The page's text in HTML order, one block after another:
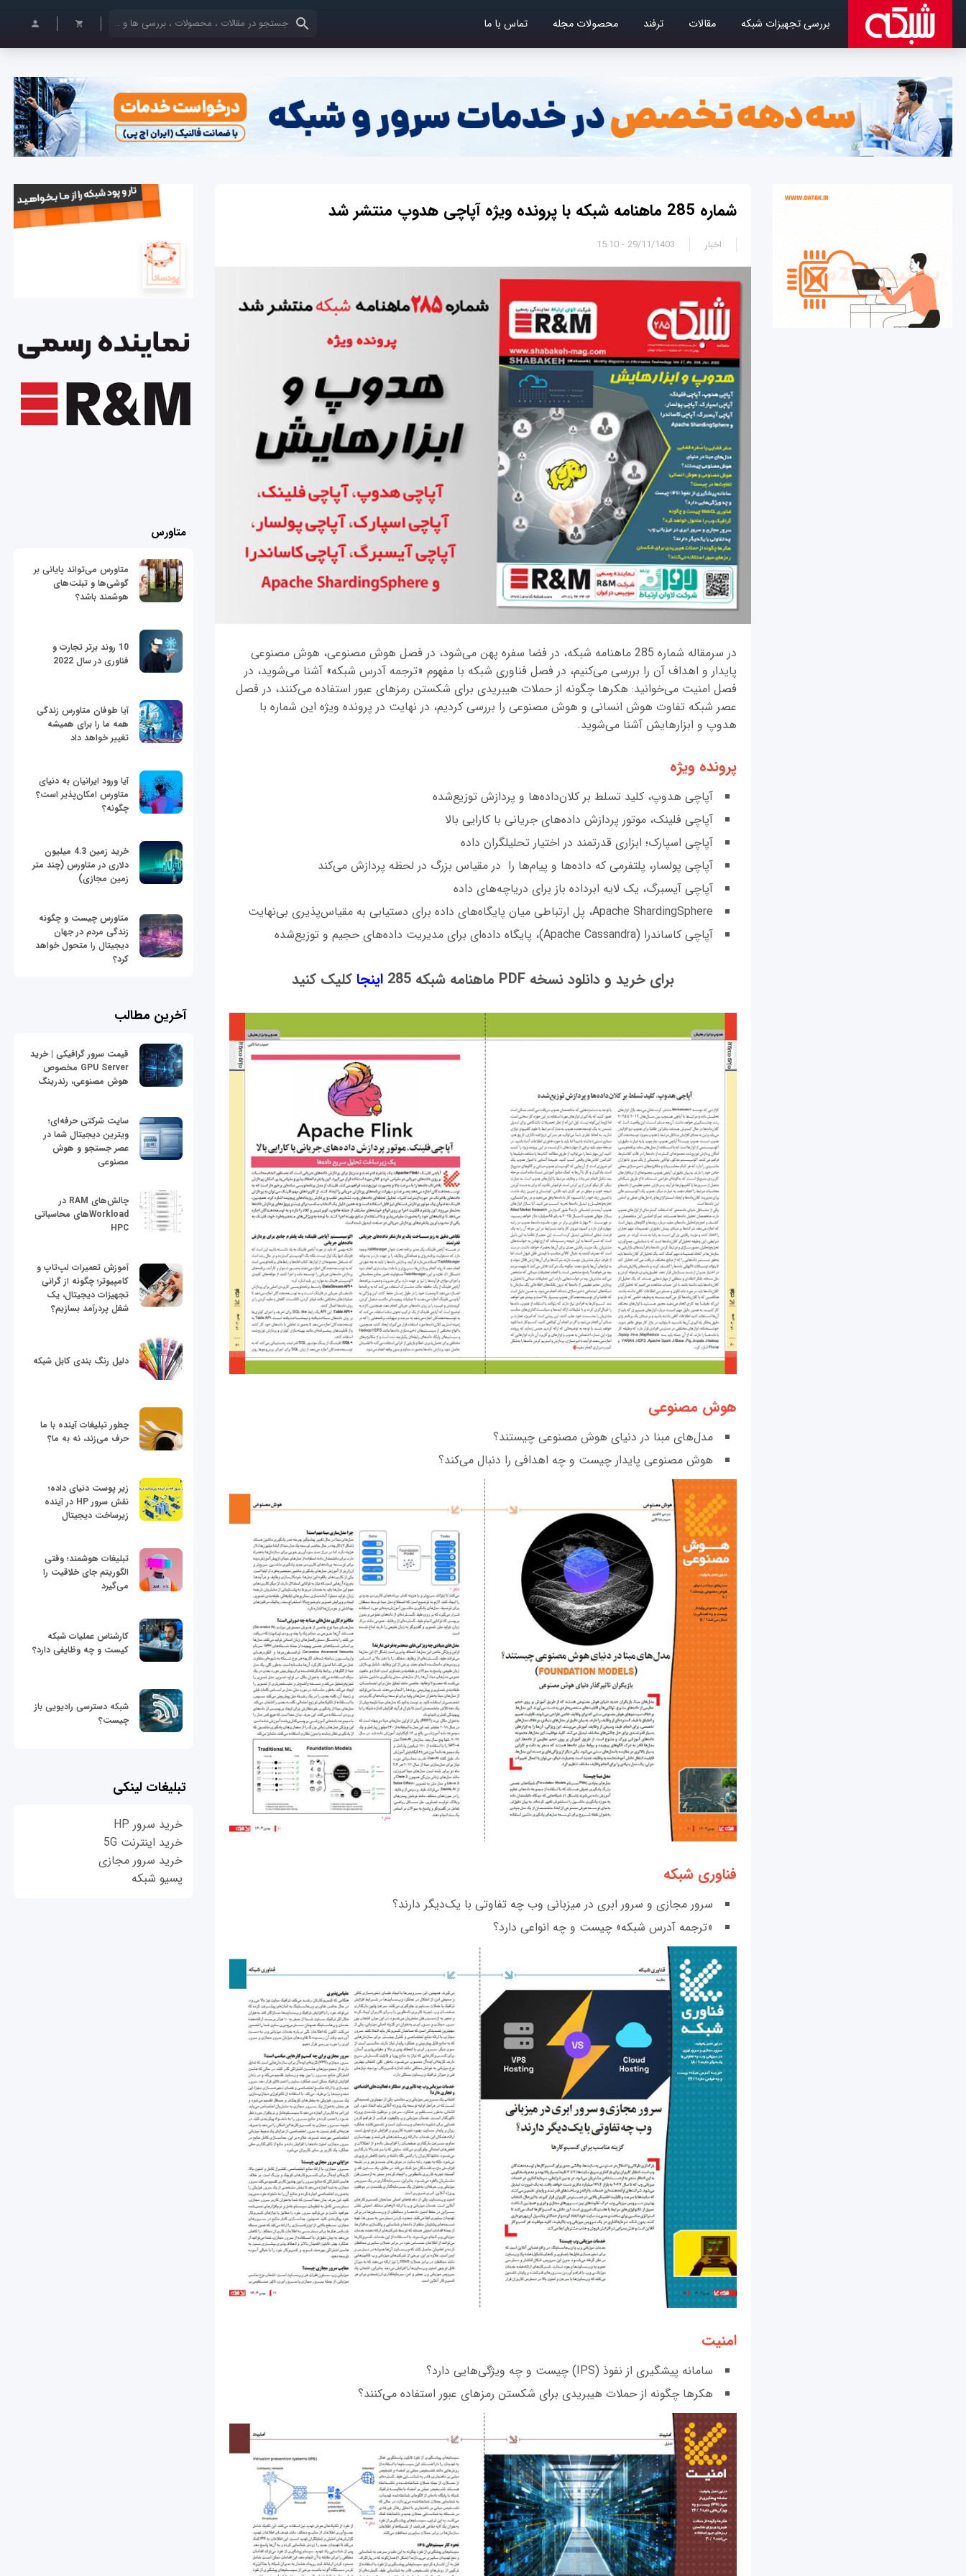
بررسی تجهیزات شبکه مقالات ترفند محصولات مجله تماس با ما کلمات کلیدی خود را وارد کنید
شماره 285 ماهنامه شبکه با پرونده ویژه آپاچی هدوپ منتشر شد
29/11/1403 - 15:10 اخبار
در سرمقاله شماره 285 ماهنامه شبکه، در فضا سفره پهن می‌شود، در فصل هوش مصنوعی، هوش مصنوعی
پایدار و اهداف آن را بررسی می‌کنیم، در فصل فناوری شبکه با مفهوم «ترجمه آدرس شبکه» آشنا می‌شوید، در
فصل امنیت می‌خوانید: هکرها چگونه از حملات هیبریدی برای شکستن رمز‌های عبور استفاده می‌کنند، در فصل
عصر شبکه تفاوت هوش انسانی و هوش مصنوعی را بررسی کردیم، در نهایت در پرونده ویژه این شماره با
هدوپ و ابزارهایش آشنا می‌شوید.
پرونده ویژه
آپاچی هدوپ، کلید تسلط بر کلان‌داده‌ها و پردازش توزیع‌شده
آپاچی فلینک، موتور پردازش داده‌های جریانی با کارایی بالا
آپاچی اسپارک؛ ابزاری قدرتمند در اختیار تحلیلگران داده
آپاچی پولسار، پلتفرمی که داده‌ها و پیام‌ها را در مقیاس بزرگ در لحظه پردازش می‌کند
آپاچی آیسبرگ، یک لایه ابرداده باز برای دریاچه‌های داده
Apache ShardingSphere، پل ارتباطی میان پایگاه‌های داده برای دستیابی به مقیاس‌پذیری بی‌نهایت
آپاچی کاساندرا (Apache Cassandra)، پایگاه داده‌ای برای مدیریت داده‌های حجیم و توزیع‌شده
برای خرید و دانلود نسخه PDF ماهنامه شبکه 285 اینجاکلیک کنید
هوش مصنوعی
مدل‌های مبنا در دنیای هوش مصنوعی چیستند؟
هوش مصنوعی پایدار چیست و چه اهدافی را دنبال می‌کند؟
فناوری شبکه
سرور مجازی و سرور ابری در میزبانی وب چه تفاوتی با یک‌دیگر دارند؟
«ترجمه آدرس شبکه» چیست و چه انواعی دارد؟
امنیت
سامانه پیشگیری از نفوذ (IPS) چیست و چه ویژگی‌هایی دارد؟
هکرها چگونه از حملات هیبریدی برای شکستن رمز‌های عبور استفاده می‌کنند؟
متاورس
متاورس می‌تواند پایانی بر
گوشی‌ها و تبلت‌های
هوشمند باشد؟
10 روند برتر تجارت و
فناوری در سال 2022
آیا طوفان متاورس زندگی
همه ما را برای همیشه
تغییر خواهد داد
آیا ورود ایرانیان به دنیای
متاورس امکان‌پذیر است؟
چگونه؟
خرید زمین 4.3 میلیون
دلاری در متاورس (چند متر
زمین مجازی)
متاورس چیست و چگونه
زندگی مردم در جهان
دیجیتال را متحول خواهد
کرد؟
آخرین مطالب
قیمت سرور گرافیکی | خرید
GPU Server مخصوص
هوش مصنوعی، رندرینگ
سایت شرکتی حرفه‌ای؛
ویترین دیجیتال شما در
عصر جستجو و هوش
مصنوعی
چالش‌های RAM در
Workloadهای محاسباتی
HPC
آموزش تعمیرات لپ‌تاپ و
کامپیوتر؛ چگونه از گرانی
تجهیزات دیجیتال، یک
شغل پردرآمد بسازیم؟
دلیل رنگ بندی کابل شبکه
چطور تبلیغات آینده با ما
حرف می‌زند، نه به ما؟
زیر پوست دنیای داده؛
نقش سرور HP در آینده
زیرساخت دیجیتال
تبلیغات هوشمند؛ وقتی
الگوریتم جای خلاقیت را
می‌گیرد
کارشناس عملیات شبکه
کیست و چه وظایفی دارد؟
شبکه دسترسی رادیویی باز
چیست؟
تبلیغات لینکی
خرید سرور HP
خرید اینترنت 5G
خرید سرور مجازی
پسیو شبکه